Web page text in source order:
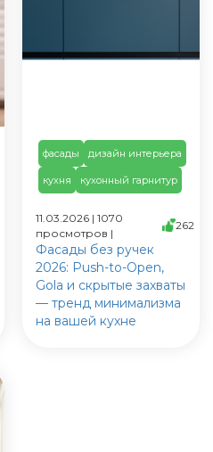
фасады дизайн интерьера
кухня кухонный гарнитур
11.03.2026 | 1070
просмотров |
262
Фасады без ручек
2026: Push-to-Open,
Gola и скрытые захваты
— тренд минимализма
на вашей кухне